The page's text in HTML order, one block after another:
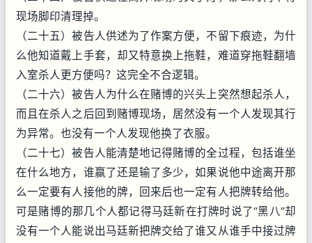
现场脚印清理掉。
（二十五）被告人供述为了作案方便，不留下痕迹，为什
么他知道戴上手套，却又特意换上拖鞋，难道穿拖鞋翻墙
入室杀人更方便吗？这完全不合逻辑。
（二十六）被告人为什么在赌博的兴头上突然想起杀人，
而且在杀人之后回到赌博现场，居然没有一个人发现其行
为异常。也没有一个人发现他换了衣服。
（二十七）被告人能清楚地记得赌博的全过程，包括谁坐
在什么地方，谁赢了还是输了多少，如果说他中途离开那
么一定要有人接他的牌，回来后也一定有人把牌转给他。
可是赌博的那几个人都记得马廷新在打牌时说了“黑八”却
没有一个人能说出马廷新把牌交给了谁又从谁手中接过牌